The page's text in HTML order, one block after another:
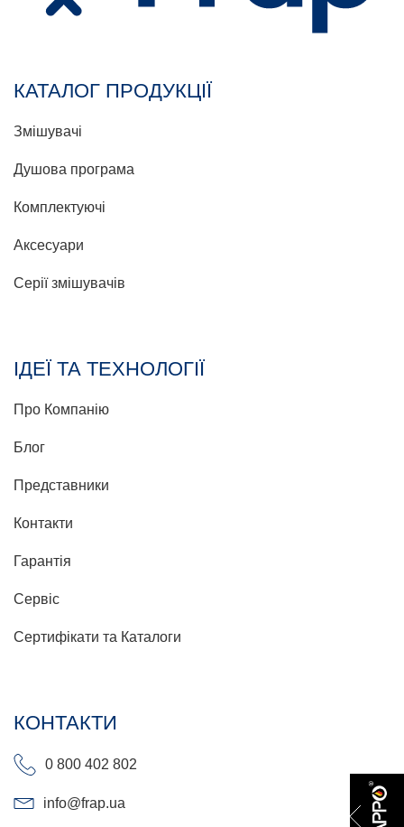
КАТАЛОГ ПРОДУКЦІЇ
Змішувачі
Душова програма
Комплектуючі
Аксесуари
Серії змішувачів
ІДЕЇ ТА ТЕХНОЛОГІЇ
Про Компанію
Блог
Представники
Контакти
Гарантія
Сервіс
Сертифікати та Каталоги
КОНТАКТИ
0 800 402 802
info@frap.ua